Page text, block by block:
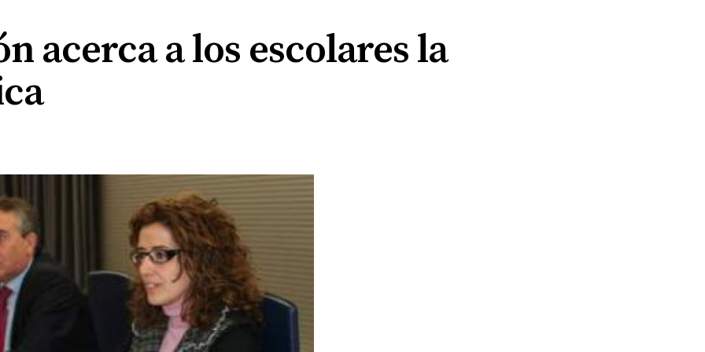
acerca a los escolares la